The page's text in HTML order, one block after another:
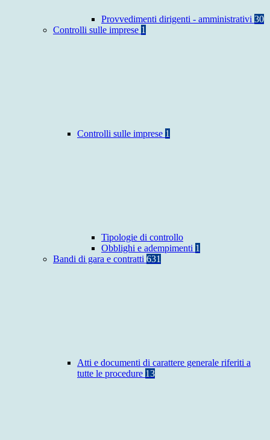
Provvedimenti dirigenti - amministrativi 30
Controlli sulle imprese 1
Controlli sulle imprese 1
Tipologie di controllo
Obblighi e adempimenti 1
Bandi di gara e contratti 631
Atti e documenti di carattere generale riferiti a
tutte le procedure 13